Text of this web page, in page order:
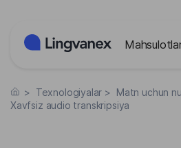
> Texnologiyalar > Matn uchun
Xavfsiz audio transkripsiya